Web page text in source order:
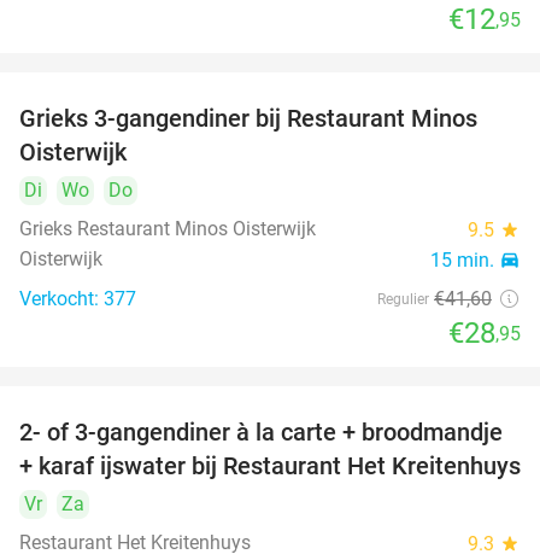
€12,95
30%
Grieks 3-gangendiner bij Restaurant Minos
Oisterwijk
Di Wo
Do
Grieks Restaurant Minos Oisterwijk
9.5 star
Oisterwijk 15 min. directions_car
Verkocht: 377 Regulier €41,60
€28,95
38%
2- of 3-gangendiner à la carte + broodmandje
+ karaf ijswater bij Restaurant Het Kreitenhuys
Vr
Za
Restaurant Het Kreitenhuys
9.3 star